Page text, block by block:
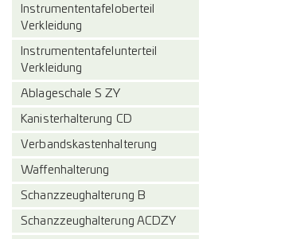
Instrumententafeloberteil
Verkleidung
Instrumententafelunterteil
Verkleidung
Ablageschale S ZY
Kanisterhalterung CD
Verbandskastenhalterung
Waffenhalterung
Schanzzeughalterung B
Schanzzeughalterung ACDZY